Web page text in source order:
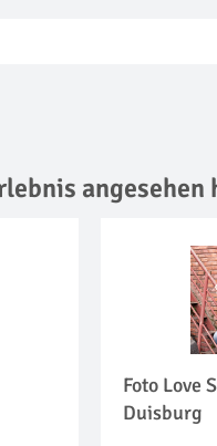
angesehen
Foto Love
Duisburg